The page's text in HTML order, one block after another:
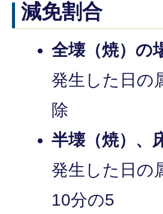
減免割合
全壊（焼）の
発生した日の
除
半壊（焼）、
発生した日の
10分の5